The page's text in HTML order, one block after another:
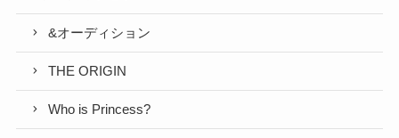
&オーディション
THE ORIGIN
Who is Princess?